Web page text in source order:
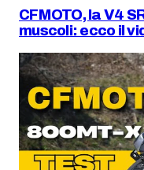
CFMOTO, la V4
muscoli: ecco il